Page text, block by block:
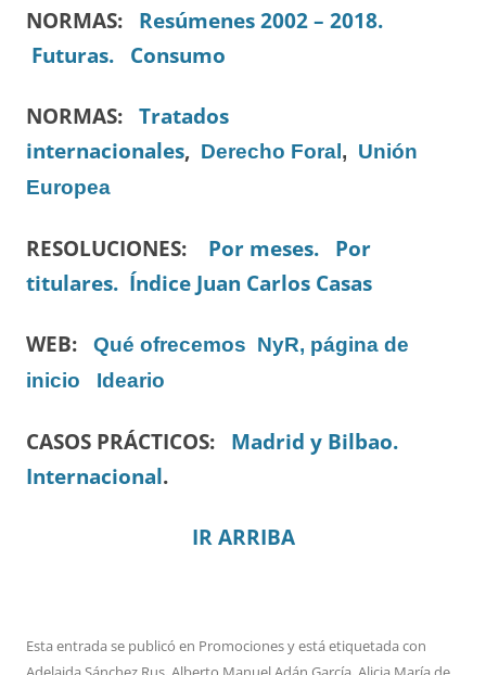
NORMAS: Resúmenes 2002 – 2018.
Futuras.
Consumo
NORMAS: Tratados
internacionales, Derecho Foral , Unión
Europea
RESOLUCIONES: Por meses.
Por
titulares. Índice Juan Carlos Casas
WEB: Qué ofrecemos NyR, página de
inicio
Ideario
CASOS PRÁCTICOS: Madrid y Bilbao.
Internacional.
IR ARRIBA
Esta entrada se publicó en Promocionesy está etiquetada con